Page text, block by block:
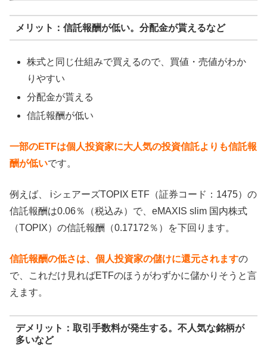
メリット：信託報酬が低い。分配金が貰えるなど
株式と同じ仕組みで買えるので、買値・売値がわか
りやすい
分配金が貰える
信託報酬が低い
一部のETFは個人投資家に大人気の投資信託よりも信託報
酬が低いです。
例えば、 iシェアーズTOPIX ETF（証券コード：1475）の
信託報酬は0.06％（税込み）で、eMAXIS slim 国内株式
（TOPIX）の信託報酬（0.17172％）を下回ります。
信託報酬の低さは、個人投資家の儲けに還元されますの
で、これだけ見ればETFのほうがわずかに儲かりそうと言
えます。
デメリット：取引手数料が発生する。不人気な銘柄が
多いなど